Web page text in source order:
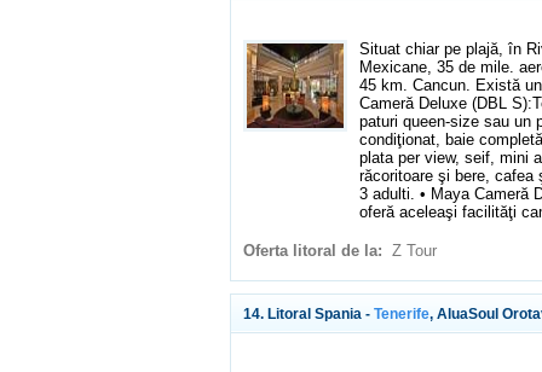
Situat chiar pe plajă, în
Mexicane, 35 de mile.
45 km. Cancun. Există
Cameră Deluxe (DBL
paturi queen-size sau un
condiţionat, baie
plata per view, seif, mini
răcoritoare şi bere, cafea
3 adulti. • Maya Cameră
oferă aceleaşi facilităţi
Oferta litoral de la: Z Tour
14. Litoral Spania - Tenerife, AluaSoul